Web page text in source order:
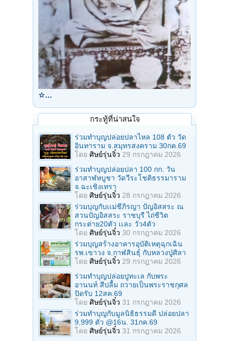
☆…
กระทู้ที่น่าสนใจ
ร่วมทําบุญปล่อยปลาไหล 108 ตัว วัด
อินทาราม จ.สมุทรสงคราม 30กค.69
โดย ศิษย์รุ่นจิ๋ว 29 กรกฎาคม 2026
ร่วมทําบุญปล่อยปลา 100 กก. วัน
อาสาฬหบูชา วัดวีระโชติธรรมาราม
จ.ฉะเชิงเทรา
โดย ศิษย์รุ่นจิ๋ว 28 กรกฎาคม 2026
ร่วมบุญกับเเม่ชีภิรญา ปัญอิสสระ ณ
สวนปัญอิสสระ ราชบุรี ไถ่ชีวิต
กระต่าย20ตัว เเละ วัว4ตัว
โดย ศิษย์รุ่นจิ๋ว 30 กรกฎาคม 2026
ร่วมบุญสร้างอาคารอุบัติเหตุฉุกเฉิน
รพ.เขาวง จ.กาฬสินธุ์ กับหลวงปู่ศิลา
โดย ศิษย์รุ่นจิ๋ว 29 กรกฎาคม 2026
ร่วมทําบุญปล่อยปูทะเล กับพระ
อานนท์ สีปลื้ม ถวายเป็นพระราชกุศล
ปิดรับ 12สค.69
โดย ศิษย์รุ่นจิ๋ว 31 กรกฎาคม 2026
ร่วมทําบุญกับมูลนิธิธรรมดี ปล่อยปลา
9,999 ตัว @16น. 31กค.69
โดย ศิษย์รุ่นจิ๋ว 31 กรกฎาคม 2026